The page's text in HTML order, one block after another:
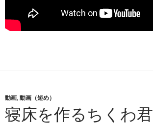
動画, 動画（短め）
寝床を作るちくわ君